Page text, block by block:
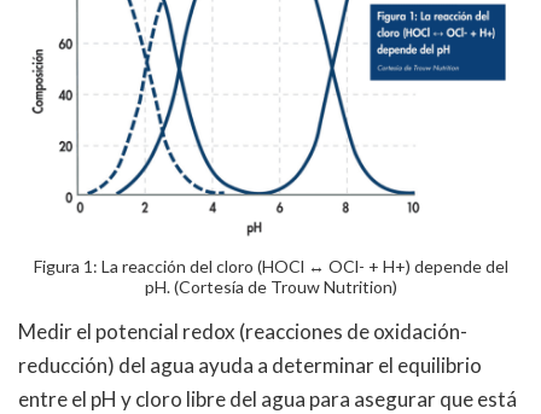
Figura 1: La reacción del cloro (HOCl ↔ OCl- + H+) depende del
pH. (Cortesía de Trouw Nutrition)
Medir el potencial redox (reacciones de oxidación-
reducción) del agua ayuda a determinar el equilibrio
entre el pH y cloro libre del agua para asegurar que está